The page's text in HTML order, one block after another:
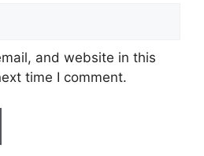
and website in this
time I comment.